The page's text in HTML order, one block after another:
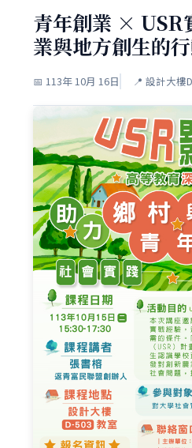
青年創業 × USR
業與地方創生的
📅 113年 10月 16日 📍 設計大樓